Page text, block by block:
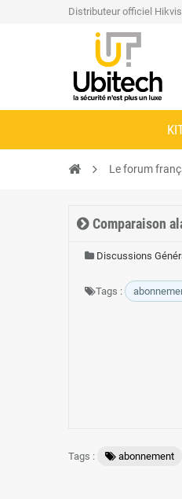
Distributeur officiel
Le forum
Comparaison
Discussions
Tags :
Tags : abonnement